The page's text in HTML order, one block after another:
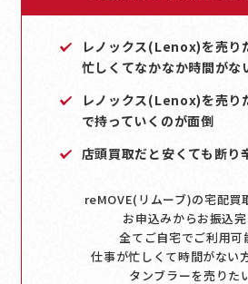
レノックス(Lenox)を売り
忙しくてなかなか時間がな
レノックス(Lenox)を売り
で持っていくのが面倒
店頭買取だと安くても断り
reMOVE(リムーブ)の宅配買
お申込みからお振込
全てご自宅でご利用可
仕事が忙しくて時間がない
タンブラーを売りた